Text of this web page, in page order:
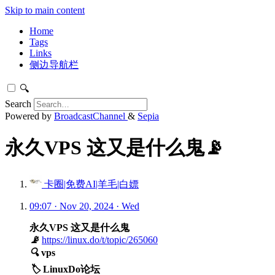
Skip to main content
Home
Tags
Links
侧边导航栏
🔍
Search
Powered by BroadcastChannel & Sepia
永久VPS 这又是什么鬼📡
卡圈|免费AI|羊毛|白嫖
09:07 · Nov 20, 2024 · Wed
永久VPS 这又是什么鬼
📡 https://linux.do/t/topic/265060
🔍 vps
🏷️ LinuxDo论坛